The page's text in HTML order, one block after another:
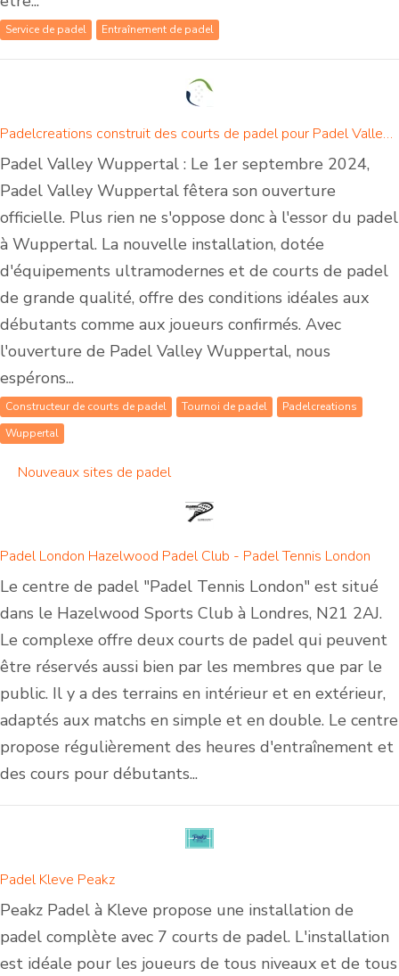
Service de padel Entraînement de padel
Padelcreations construit des courts de padel pour Padel Valley Wuppertal - Ouverture le 1er septembre 2024
Padel Valley Wuppertal : Le 1er septembre 2024,
Padel Valley Wuppertal fêtera son ouverture
officielle. Plus rien ne s'oppose donc à l'essor du padel
à Wuppertal. La nouvelle installation, dotée
d'équipements ultramodernes et de courts de padel
de grande qualité, offre des conditions idéales aux
débutants comme aux joueurs confirmés. Avec
l'ouverture de Padel Valley Wuppertal, nous
espérons...
Constructeur de courts de padel Tournoi de padel
Padelcreations
Wuppertal
Nouveaux sites de padel
Padel London Hazelwood Padel Club - Padel Tennis London
Le centre de padel "Padel Tennis London" est situé
dans le Hazelwood Sports Club à Londres, N21 2AJ.
Le complexe offre deux courts de padel qui peuvent
être réservés aussi bien par les membres que par le
public. Il y a des terrains en intérieur et en extérieur,
adaptés aux matchs en simple et en double. Le centre
propose régulièrement des heures d'entraînement et
des cours pour débutants...
Padel Kleve Peakz
Peakz Padel à Kleve propose une installation de
padel complète avec 7 courts de padel. L'installation
est idéale pour les joueurs de tous niveaux et de tous